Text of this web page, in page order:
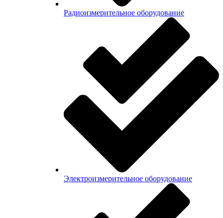
Радиоизмерительное оборудование
Электроизмерительное оборудование